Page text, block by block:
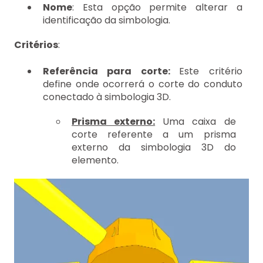
Nome: Esta opção permite alterar a
identificação da simbologia.
Critérios:
Referência para corte: Este critério
define onde ocorrerá o corte do conduto
conectado à simbologia 3D.
Prisma externo: Uma caixa de
corte referente a um prisma
externo da simbologia 3D do
elemento.